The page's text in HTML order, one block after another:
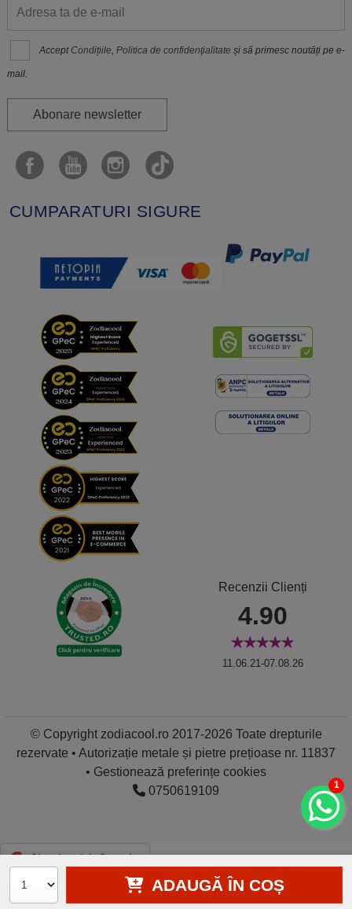
ADAUGĂ ÎN COȘ
Accept Condițiile,Politica de confidenţialitate și să primesc noutăți pe e-
mail.
Abonare newsletter
CUMPARATURI SIGURE
Recenzii Clienți
4.90
11.06.21-07.08.26
© Copyright zodiacool.ro 2017-2026 Toate drepturile
rezervate • Autorizație metale și pietre prețioase nr. 11837
• Gestionează preferințe cookies
0750619109
1